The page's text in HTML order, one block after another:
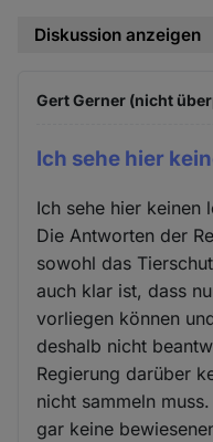
Diskussion anzeigen
Gert Gerner (nicht
Ich sehe hier
Ich sehe hier keinen
Die Antworten der
sowohl das
auch klar ist, dass
vorliegen können
deshalb nicht
Regierung darüber
nicht sammeln
gar keine